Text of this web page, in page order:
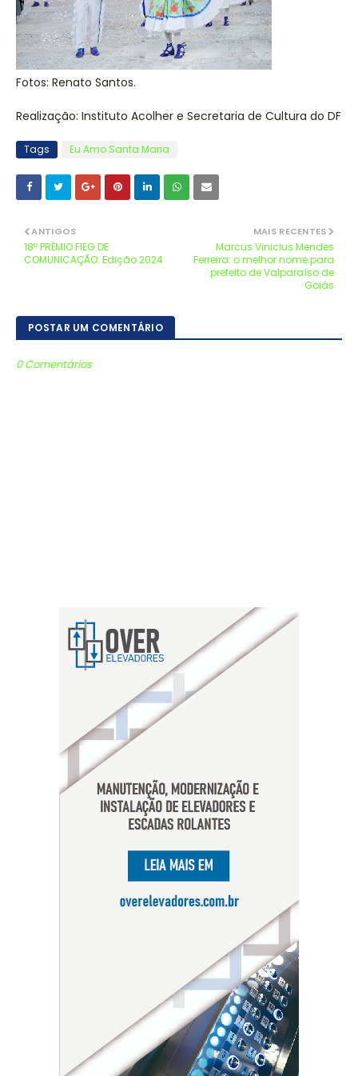
Fotos: Renato Santos.
Realização: Instituto Acolher e Secretaria de Cultura do DF
Tags Eu Amo Santa Maria
MAIS RECENTES
Marcus Vinicius Mendes
Ferreira: o melhor nome para
prefeito de Valparaíso de
Goiás
ANTIGOS
18º PRÊMIO FIEG DE
COMUNICAÇÃO: Edição 2024
POSTAR UM COMENTÁRIO
0 Comentários